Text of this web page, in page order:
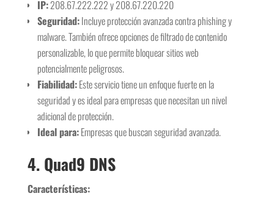
IP:208.67.222.222 y 208.67.220.220
Seguridad:Incluye protección avanzada contra phishing y
malware. También ofrece opciones de filtrado de contenido
personalizable, lo que permite bloquear sitios web
potencialmente peligrosos.
Fiabilidad:Este servicio tiene un enfoque fuerte en la
seguridad y es ideal para empresas que necesitan un nivel
adicional de protección.
Ideal para:Empresas que buscan seguridad avanzada.
4. Quad9 DNS
Características: